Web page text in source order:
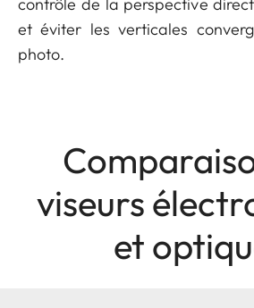
et éviter les verticales
photo.
viseurs
et